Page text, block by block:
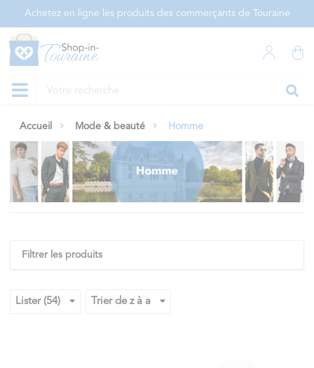
Achetez en ligne les produits des commerçants de Touraine
Accueil Mode & beauté Homme
Filtrer les produits
Lister (54) Trier de z à a
Panneau de gestion des cookies